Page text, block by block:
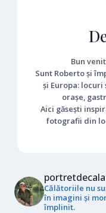
Bun
Sunt Roberto și
și Europa: locuri
orașe,
Aici găsești
fotografii din
Călătoriile nu
în imagini și
împlinit.